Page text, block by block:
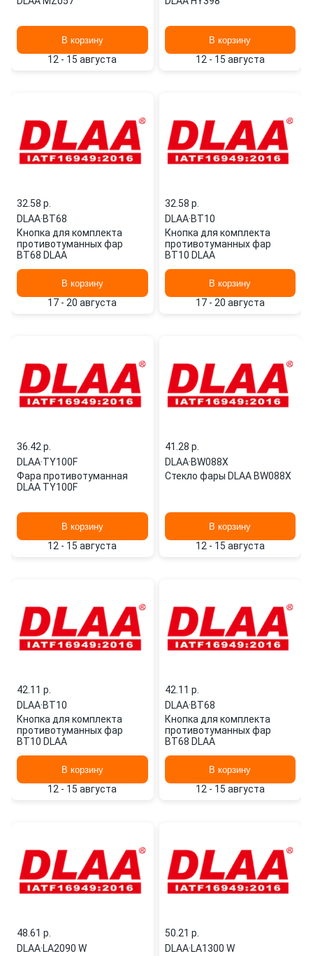
В корзину
12 - 15 августа
В корзину
12 - 15 августа
32.58 p.
DLAA·BT68
Кнопка для комплекта
противотуманных фар
BT68 DLAA
В корзину
17 - 20 августа
32.58 p.
DLAA·BT10
Кнопка для комплекта
противотуманных фар
BT10 DLAA
В корзину
17 - 20 августа
36.42 p.
DLAA·TY100F
Фара противотуманная
DLAA TY100F
В корзину
12 - 15 августа
41.28 p.
DLAA·BW088X
Стекло фары DLAA BW088X
В корзину
12 - 15 августа
42.11 p.
DLAA·BT10
Кнопка для комплекта
противотуманных фар
BT10 DLAA
В корзину
12 - 15 августа
42.11 p.
DLAA·BT68
Кнопка для комплекта
противотуманных фар
BT68 DLAA
В корзину
12 - 15 августа
48.61 p.
DLAA·LA2090 W
50.21 p.
DLAA·LA1300 W